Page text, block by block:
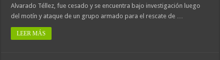
Alvarado Téllez, fue cesado y se encuentra bajo investigación luego
del motín y ataque de un grupo armado para el rescate de …
LEER MÁS